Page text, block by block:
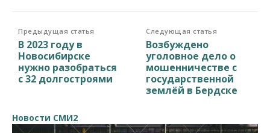
Предыдущая статья
В 2023 году в
Новосибирске
нужно разобраться
с 32 долгостроями
Следующая статья
Возбуждено
уголовное дело о
мошенничестве с
государственной
землёй в Бердске
Новости СМИ2